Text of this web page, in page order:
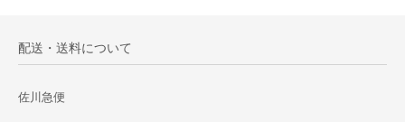
配送・送料について
佐川急便